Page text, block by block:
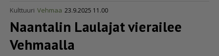
Kulttuuri Vehmaa 23.9.2025 11.00
Naantalin Laulajat vierailee
Vehmaalla